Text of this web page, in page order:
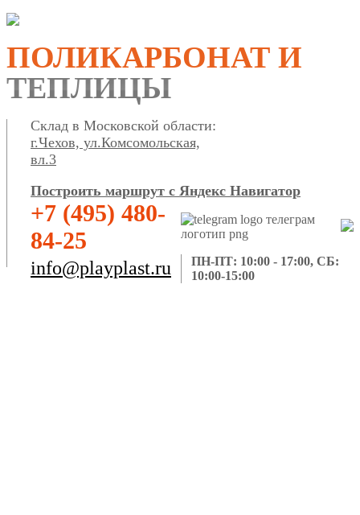
ПОЛИКАРБОНАТ И
ТЕПЛИЦЫ
Склад в Московской области:
г.Чехов, ул.Комсомольская,
вл.3
Построить маршрут с Яндекс Навигатор
+7 (495) 480-
84-25
info@playplast.ru
ПН-ПТ: 10:00 - 17:00, СБ:
10:00-15:00